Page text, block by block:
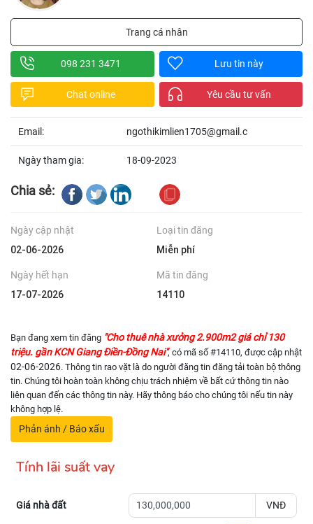
Trang cá nhân
098 231 3471 Lưu tin này
Chat online Yêu cầu tư vấn
Email: ngothikimlien1705@gmail.c
Ngày tham gia: 18-09-2023
Chia sẻ:
Ngày cập nhật
02-06-2026
Loại tin đăng
Miễn phí
Ngày hết hạn
17-07-2026
Mã tin đăng
14110
Bạn đang xem tin đăng "Cho thuê nhà xưởng 2.900m2 giá chỉ 130
triệu. gần KCN Giang Điền-Đồng Nai", có mã số #14110, được cập nhật
02-06-2026. Thông tin rao vặt là do người đăng tin đăng tải toàn bộ thông
tin. Chúng tôi hoàn toàn không chịu trách nhiệm về bất cứ thông tin nào
liên quan đến các thông tin này. Hãy thông báo cho chúng tôi nếu tin này
không hợp lệ.
Phản ánh / Báo xấu
Tính lãi suất vay
Giá nhà đất VNĐ